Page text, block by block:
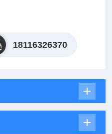
18116326370